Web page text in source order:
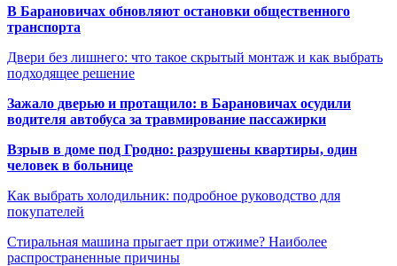
В Барановичах обновляют остановки общественного
транспорта
Двери без лишнего: что такое скрытый монтаж и как выбрать
подходящее решение
Зажало дверью и протащило: в Барановичах осудили
водителя автобуса за травмирование пассажирки
Взрыв в доме под Гродно: разрушены квартиры, один
человек в больнице
Как выбрать холодильник: подробное руководство для
покупателей
Стиральная машина прыгает при отжиме? Наиболее
распространенные причины